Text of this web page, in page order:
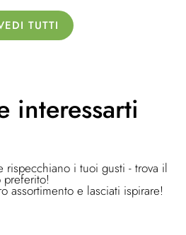
TUTTI
interessarti
rispecchiano i tuoi gusti - trova il
preferito!
assortimento e lasciati ispirare!